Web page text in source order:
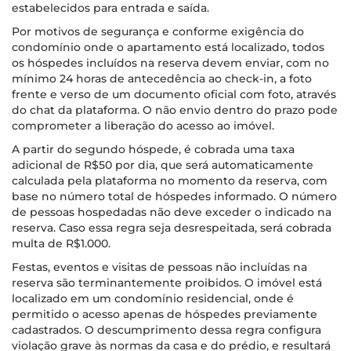
estabelecidos para entrada e saída.
Por motivos de segurança e conforme exigência do
condomínio onde o apartamento está localizado, todos
os hóspedes incluídos na reserva devem enviar, com no
mínimo 24 horas de antecedência ao check-in, a foto
frente e verso de um documento oficial com foto, através
do chat da plataforma. O não envio dentro do prazo pode
comprometer a liberação do acesso ao imóvel.
A partir do segundo hóspede, é cobrada uma taxa
adicional de R$50 por dia, que será automaticamente
calculada pela plataforma no momento da reserva, com
base no número total de hóspedes informado. O número
de pessoas hospedadas não deve exceder o indicado na
reserva. Caso essa regra seja desrespeitada, será cobrada
multa de R$1.000.
Festas, eventos e visitas de pessoas não incluídas na
reserva são terminantemente proibidos. O imóvel está
localizado em um condomínio residencial, onde é
permitido o acesso apenas de hóspedes previamente
cadastrados. O descumprimento dessa regra configura
violação grave às normas da casa e do prédio, e resultará